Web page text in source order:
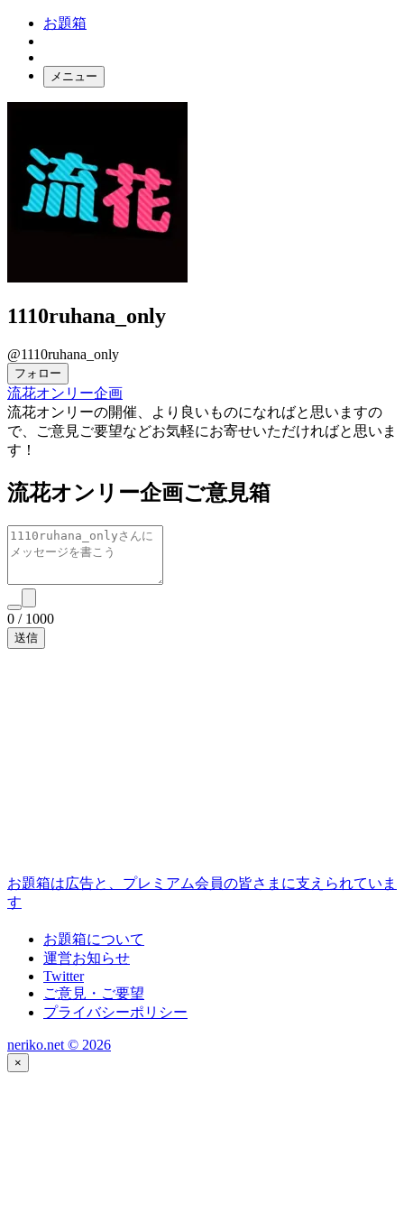
お題箱
メニュー
1110ruhana_only
@1110ruhana_only
フォロー
流花オンリー企画
流花オンリーの開催、より良いものになればと思いますの
で、ご意見ご要望などお気軽にお寄せいただければと思いま
す！
流花オンリー企画ご意見箱
0 / 1000
お題箱は広告と、プレミアム会員の皆さまに支えられていま
す
お題箱について
運営お知らせ
Twitter
ご意見・ご要望
プライバシーポリシー
neriko.net © 2026
×